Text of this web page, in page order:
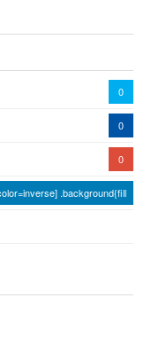
0
0
0
.background{fill